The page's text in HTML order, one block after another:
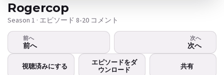
ビデオが再生されませんか？
この動画は現在ご利用いただけま
Rogercop
Season 1 · エピソード 8•20 コメント
前へ
前へ
次へ
次へ
視聴済みにする
エピソードをダ
ウンロード
共有